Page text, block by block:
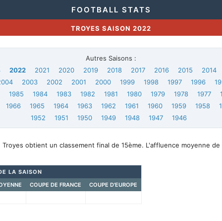
FOOTBALL STATS
TROYES SAISON 2022
Autres Saisons :
2022 2021 2020 2019 2018 2017 2016 2015
2014
2003 2002 2001 2000 1999 1998 1997 1996
1985 1984 1983 1982 1981 1980 1979 1978 1977
1966
1965 1964 1963 1962 1961 1960 1959 1958
1952
1951 1950 1949 1948 1947 1946
Troyes obtient un classement final de 15ème. L'affluence moyenne
LA SAISON
COUPE DE FRANCE COUPE D'EUROPE